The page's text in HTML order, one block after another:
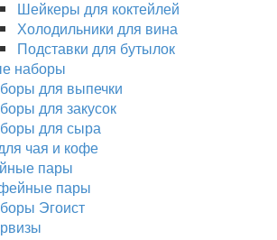
Шейкеры для коктейлей
Холодильники для вина
Подставки для бутылок
наборы
для выпечки
для закусок
для сыра
чая и кофе
пары
пары
Эгоист